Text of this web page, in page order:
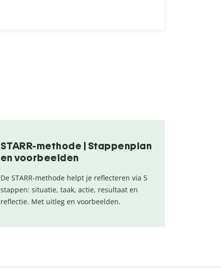
STARR-methode | Stappenplan
en voorbeelden
De STARR-methode helpt je reflecteren via 5
stappen: situatie, taak, actie, resultaat en
reflectie. Met uitleg en voorbeelden.